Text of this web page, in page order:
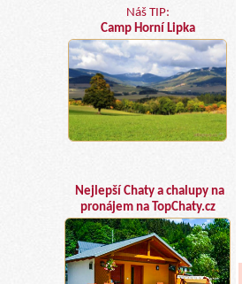
Náš TIP:
Camp Horní Lipka
Nejlepší Chaty a chalupy na
pronájem na TopChaty.cz